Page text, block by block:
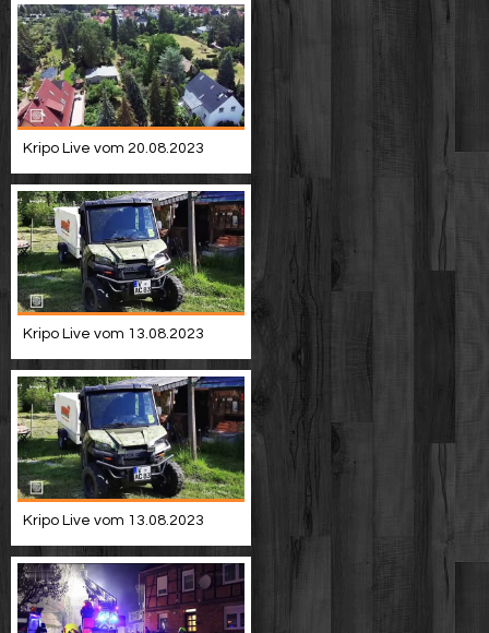
Kripo Live vom 20.08.2023
Kripo Live vom 13.08.2023
Kripo Live vom 13.08.2023